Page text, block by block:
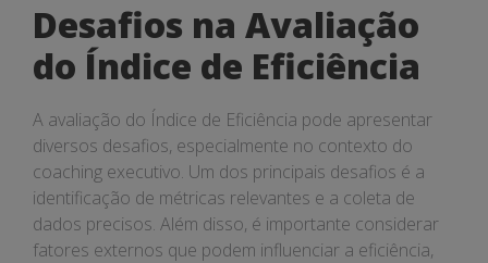
Desafios na Avaliação
do Índice de Eficiência
A avaliação do Índice de Eficiência pode apresentar
diversos desafios, especialmente no contexto do
coaching executivo. Um dos principais desafios é a
identificação de métricas relevantes e a coleta de
dados precisos. Além disso, é importante considerar
fatores externos que podem influenciar a eficiência,